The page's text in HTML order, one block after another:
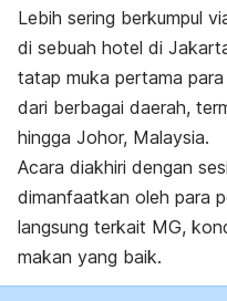
Lebih sering berkumpul
di sebuah hotel di
tatap muka pertama
dari berbagai daerah,
hingga Johor, Malaysia.
Acara diakhiri dengan
dimanfaatkan oleh para
langsung terkait MG,
makan yang baik.